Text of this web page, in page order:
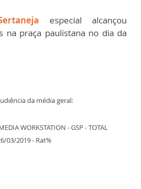
especial alcançou
na praça paulistana no dia da
da média geral:
WORKSTATION - GSP - TOTAL
03/2019 - Rat%